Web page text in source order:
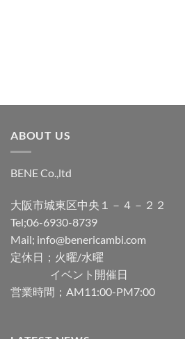
ABOUT US
BENE Co.,ltd
大阪市城東区中央１－４－２２
Tel;06-6930-8739
Mail; info@benericambi.com
定休日；火曜/水曜
イベント開催日
営業時間；AM11:00-PM7:00